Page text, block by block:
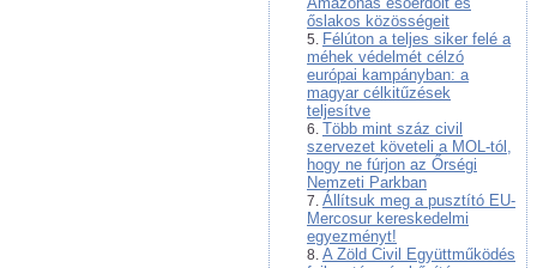
őslakos közösségeit
Félúton a teljes siker felé a
méhek védelmét célzó
európai kampányban: a
magyar célkitűzések
teljesítve
Több mint száz civil
szervezet követeli a MOL-tól,
hogy ne fúrjon az Őrségi
Nemzeti Parkban
Állítsuk meg a pusztító EU-
Mercosur kereskedelmi
egyezményt!
A Zöld Civil Együttműködés